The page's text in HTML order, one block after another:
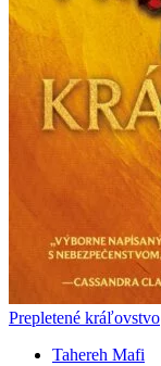
Prepletené kráľovstvo
Tahereh Mafi